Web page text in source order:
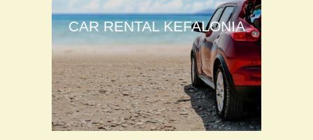
CAR RENTAL KEFALONIA